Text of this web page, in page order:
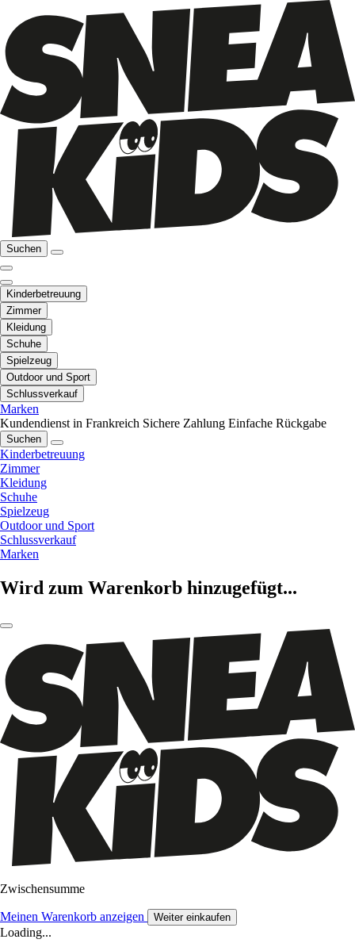
Suchen
Kinderbetreuung
Zimmer
Kleidung
Schuhe
Spielzeug
Outdoor und Sport
Schlussverkauf
Marken
Kundendienst in Frankreich Sichere Zahlung Einfache Rückgabe
Suchen
Kinderbetreuung
Zimmer
Kleidung
Schuhe
Spielzeug
Outdoor und Sport
Schlussverkauf
Marken
Wird zum Warenkorb hinzugefügt...
Zwischensumme
Meinen Warenkorb anzeigen Weiter einkaufen
Loading...